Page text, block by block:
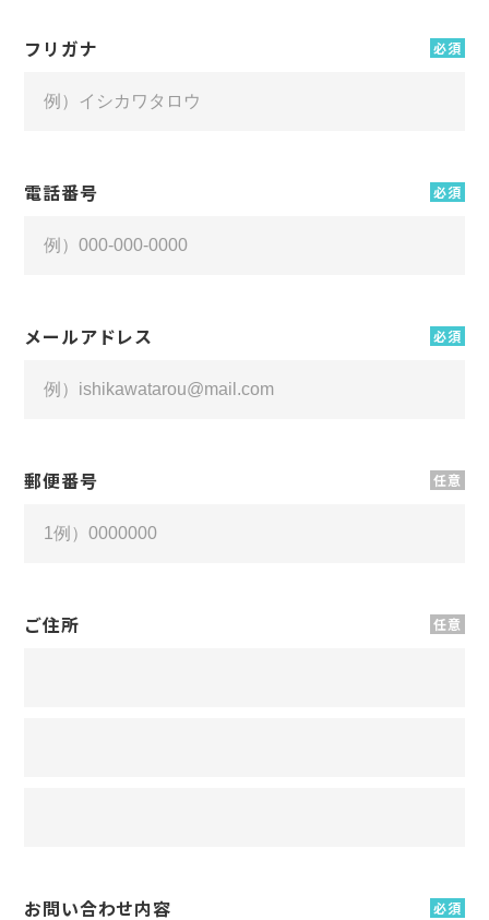
フリガナ 必須
電話番号 必須
メールアドレス 必須
郵便番号 任意
ご住所 任意
お問い合わせ内容 必須